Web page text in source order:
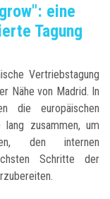
eine
Tagung
Vertriebstagung
Nähe von Madrid. In
die europäischen
zusammen, um
den internen
Schritte der